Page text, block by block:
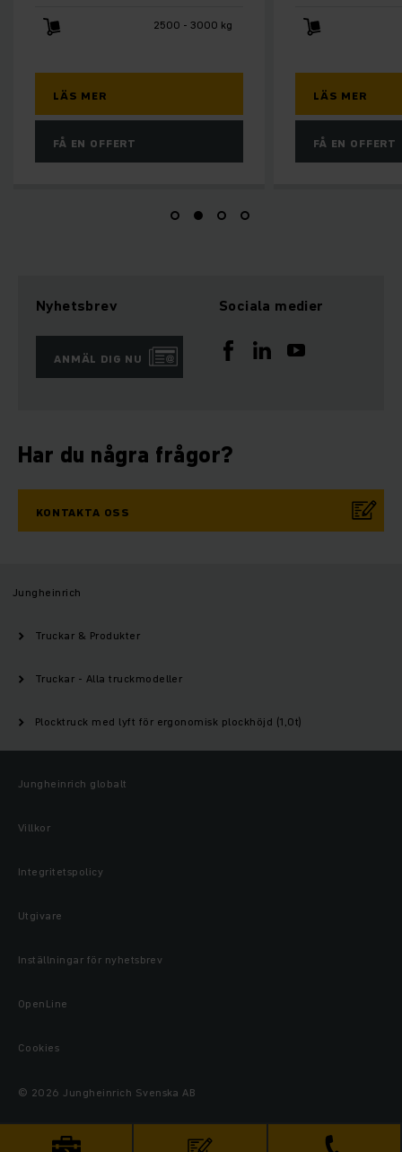
2500 - 3000 kg
LÄS MER
FÅ EN OFFERT
LÄS MER
FÅ EN OFFERT
Nyhetsbrev
ANMÄL DIG NU
Sociala medier
Har du några frågor?
KONTAKTA OSS
Jungheinrich
Truckar & Produkter
Truckar - Alla truckmodeller
Plocktruck med lyft för ergonomisk plockhöjd (1,0t)
Jungheinrich globalt
Villkor
Integritetspolicy
Utgivare
Inställningar för nyhetsbrev
OpenLine
Cookies
© 2026 Jungheinrich Svenska AB